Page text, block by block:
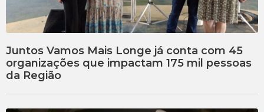
Juntos Vamos Mais Longe já conta com 45
organizações que impactam 175 mil pessoas
da Região